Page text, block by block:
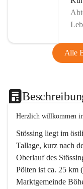
Alle
Herzlich willkommen
Stössing liegt im
Tallage, kurz nach
Oberlauf des
Pölten ist ca. 25 km
Marktgemeinde